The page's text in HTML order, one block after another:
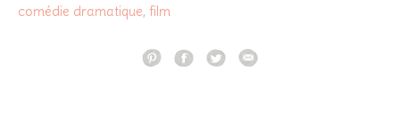
comédie dramatique, film